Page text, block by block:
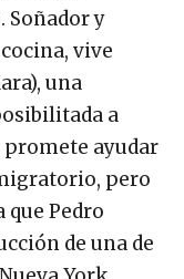
Soñador y
vive
una
a
promete ayudar
pero
Pedro
de una de